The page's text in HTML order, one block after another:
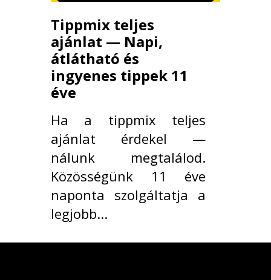
Tippmix teljes
ajánlat — Napi,
átlátható és
ingyenes tippek 11
éve
Ha a tippmix teljes
ajánlat érdekel —
nálunk megtalálod.
Közösségünk 11 éve
naponta szolgáltatja a
legjobb...